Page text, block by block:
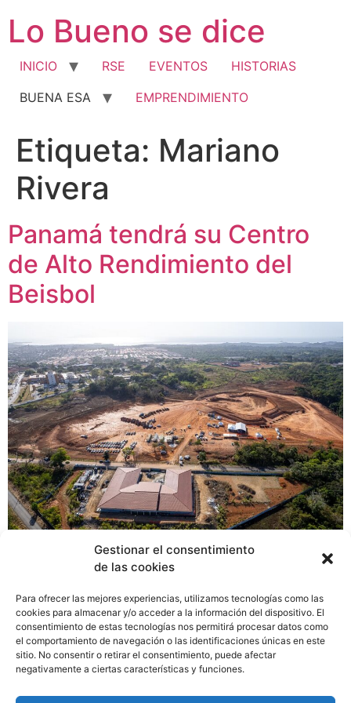
Gestionar el consentimiento
de las cookies
Para ofrecer las mejores experiencias, utilizamos tecnologías como las
cookies para almacenar y/o acceder a la información del dispositivo. El
consentimiento de estas tecnologías nos permitirá procesar datos como
el comportamiento de navegación o las identificaciones únicas en este
sitio. No consentir o retirar el consentimiento, puede afectar
negativamente a ciertas características y funciones.
contenido
Lo Bueno se dice
INICIO RSE EVENTOS
HISTORIAS
BUENA ESA
EMPRENDIMIENTO
Etiqueta: Mariano
Rivera
Panamá tendrá su Centro
de Alto Rendimiento del
Beisbol
El Estadio de Béisbol Mariano Rivera y el Centro de Alto
Rendimiento del Béisbol Nacional (CAR) serán una
realidad para nuestro país, después que el Presidente
de la República, Laurentino Cortizo Cohen en compañía
del Subdirector del Instituto Panameño de Deportes
(Pandeportes), Luis Denis Arce, el ex pelotero Mariano
Rivera, autoridades locales, jugadores de todas las